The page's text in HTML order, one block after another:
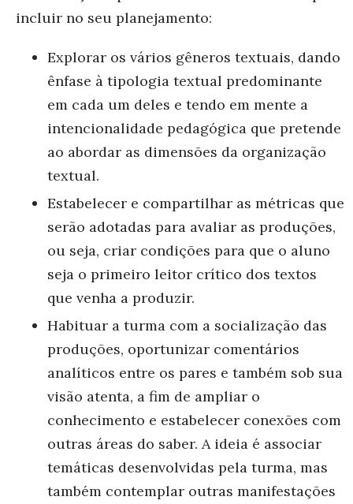
incluir no seu planejamento:
Explorar os vários gêneros textuais, dando
ênfase à tipologia textual predominante
em cada um deles e tendo em mente a
intencionalidade pedagógica que pretende
ao abordar as dimensões da organização
textual.
Estabelecer e compartilhar as métricas que
serão adotadas para avaliar as produções,
ou seja, criar condições para que o aluno
seja o primeiro leitor crítico dos textos
que venha a produzir.
Habituar a turma com a socialização das
produções, oportunizar comentários
analíticos entre os pares e também sob sua
visão atenta, a fim de ampliar o
conhecimento e estabelecer conexões com
outras áreas do saber. A ideia é associar
temáticas desenvolvidas pela turma, mas
também contemplar outras manifestações